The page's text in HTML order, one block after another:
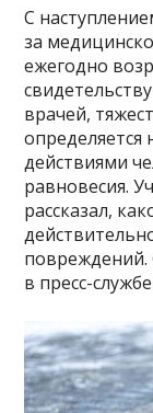
С
за
ежегодно
врачей,
действиями
равновесия.
рассказал,
повреждений.
в пресс-